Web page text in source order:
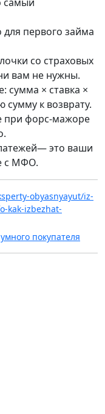
для первого займа
со страховых
вам не нужны.
сумма × ставка ×
сумму к возврату.
при форс-мажоре
это ваши
с МФО.
obyasnyayut/iz-
kak-izbezhat-
покупателя